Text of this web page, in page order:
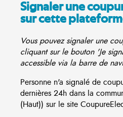
Signaler une
sur cette
Vous pouvez signaler une
cliquant sur le bouton 'Je
accessible via la barre de
Personne n'a signalé de
dernières 24h dans la
(Haut)) sur le site